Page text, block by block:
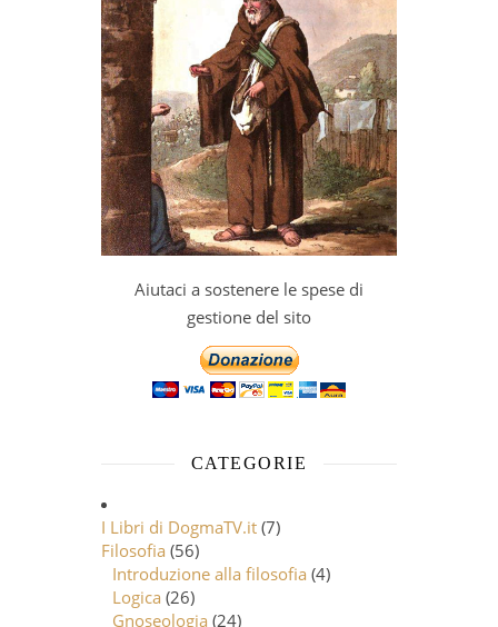
Aiutaci a sostenere le spese di
gestione del sito
CATEGORIE
I Libri di DogmaTV.it (7)
Filosofia (56)
Introduzione alla filosofia (4)
Logica (26)
Gnoseologia (24)